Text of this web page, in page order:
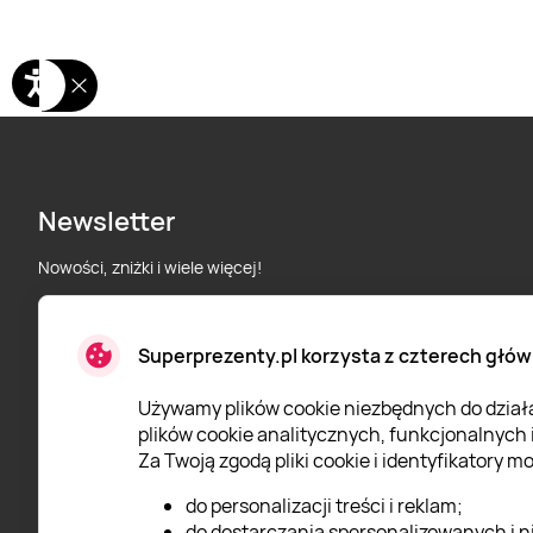
Superprezenty.pl korzysta z czterech
Używamy plików cookie niezbędnych do
plików cookie analitycznych,
Za Twoją zgodą pliki cookie i identyfikatory
do personalizacji treści i reklam;
Newsletter
Nowości, zniżki i wiele więcej!
* Wyrażam zgodę na przetwarzanie moich danych osobowych
określonych w
Polityce prywatności Super Prezenty.